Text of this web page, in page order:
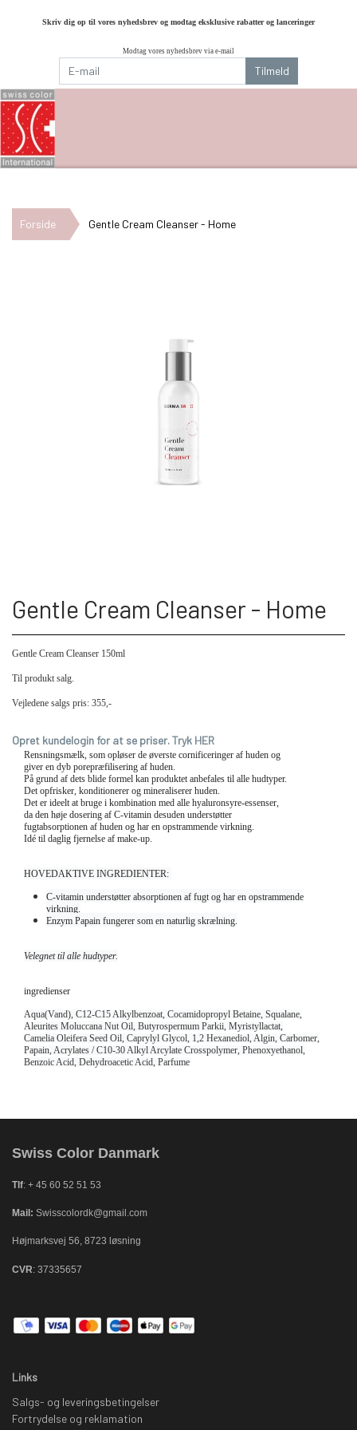
Skriv dig op til vores nyhedsbrev og modtag eksklusive rabatter og lanceringer
Modtag vores nyhedsbrev via e-mail
Tilmeld
Forside Gentle Cream Cleanser - Home
Gentle Cream Cleanser - Home
Gentle Cream Cleanser 150ml
Til produkt salg.
Vejledene salgs pris: 355,-
Opret kundelogin for at se priser. Tryk HER
Rensningsmælk, som opløser de øverste cornificeringer af huden og
giver en dyb porepræfilisering af huden.
På grund af dets blide formel kan produktet anbefales til alle hudtyper.
Det opfrisker, konditionerer og mineraliserer huden.
Det er ideelt at bruge i kombination med alle hyaluronsyre-essenser,
da den høje dosering af C-vitamin desuden understøtter
fugtabsorptionen af huden og har en opstrammende virkning.
Idé til daglig fjernelse af make-up.
HOVEDAKTIVE INGREDIENTER:
C-vitamin understøtter absorptionen af fugt og har en opstrammende
virkning.
Enzym Papain fungerer som en naturlig skrælning.
Velegnet til alle hudtyper.
ingredienser
Aqua(Vand), C12-C15 Alkylbenzoat, Cocamidopropyl Betaine, Squalane,
Aleurites Moluccana Nut Oil, Butyrospermum Parkii, Myristyllactat,
Camelia Oleifera Seed Oil, Caprylyl Glycol, 1,2 Hexanediol, Algin, Carbomer,
Papain, Acrylates / C10-30 Alkyl Arcylate Crosspolymer, Phenoxyethanol,
Benzoic Acid, Dehydroacetic Acid, Parfume
Swiss Color Danmark
Tlf: + 45 60 52 51 53
Mail: Swisscolordk@gmail.com
Højmarksvej 56, 8723 løsning
CVR: 37335657
Links
Salgs- og leveringsbetingelser
Fortrydelse og reklamation